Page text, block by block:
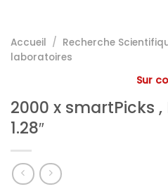
Accueil / Recherche
laboratoires
Sur
2000 x smartPicks ,
1.28″